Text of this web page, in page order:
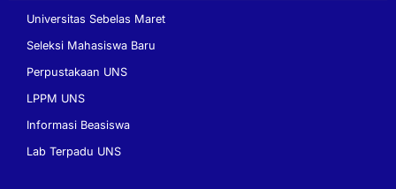
Universitas Sebelas Maret
Seleksi Mahasiswa Baru
Perpustakaan UNS
LPPM UNS
Informasi Beasiswa
Lab Terpadu UNS